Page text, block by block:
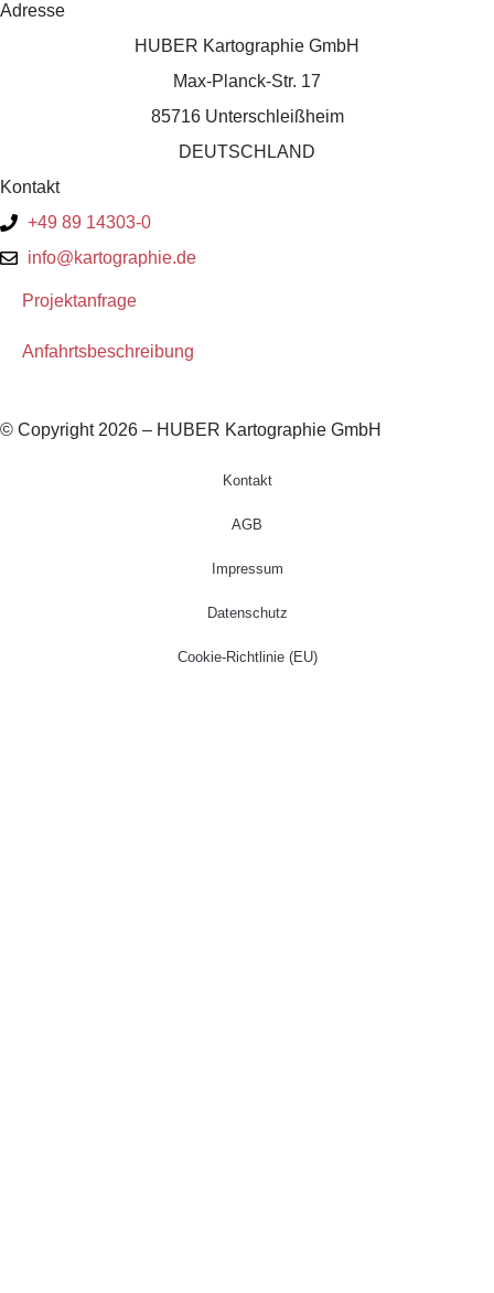
Adresse
HUBER Kartographie GmbH
Max-Planck-Str. 17
85716 Unterschleißheim
DEUTSCHLAND
Kontakt
+49 89 14303-0
info@kartographie.de
Projektanfrage
Anfahrtsbeschreibung
© Copyright 2026 – HUBER Kartographie GmbH
Kontakt
AGB
Impressum
Datenschutz
Cookie-Richtlinie (EU)